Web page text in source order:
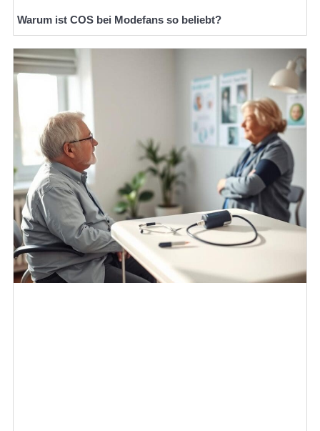
Warum ist COS bei Modefans so beliebt?